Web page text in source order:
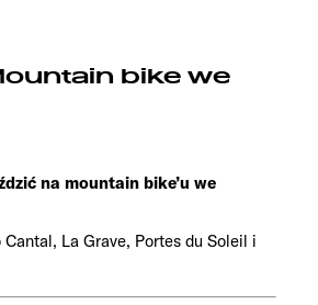
bike we
na mountain bike’u we
La Grave, Portes du Soleil i